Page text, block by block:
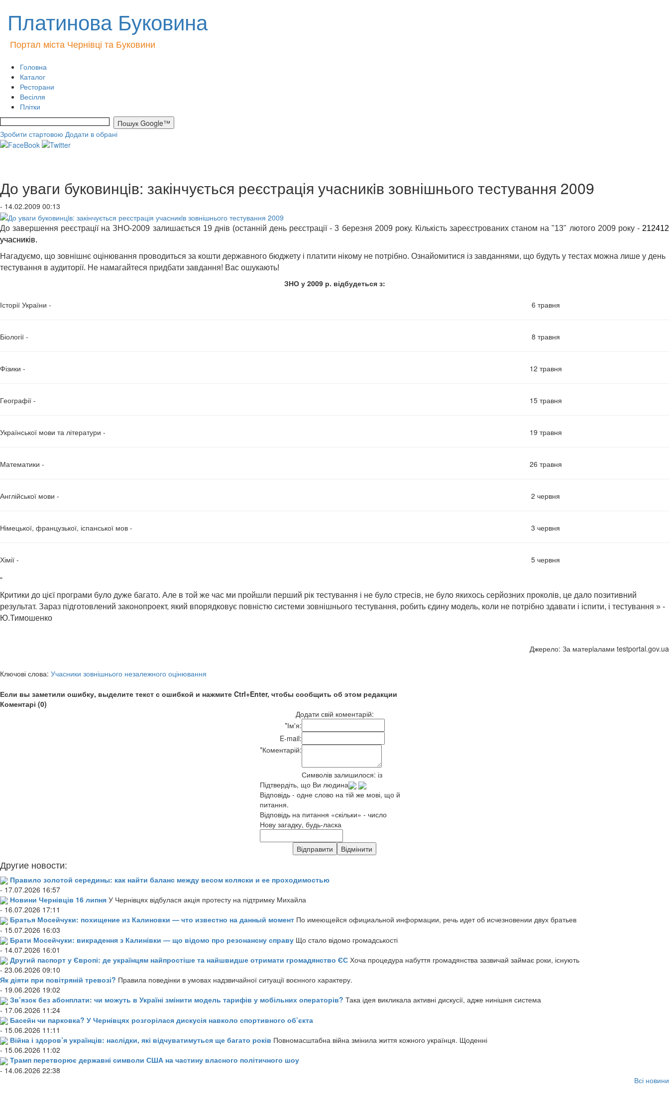
Платинова Буковина
Портал міста Чернівці та Буковини
Головна
Каталог
Ресторани
Весілля
Плітки
Зробити стартовою Додати в обрані
До уваги буковинцiв: закінчується реєстрація учасникiв зовнішнього тестування 2009
- 14.02.2009 00:13
До завершення реєстрації на ЗНО-2009 залишається 19 днів (останній день реєстрації - 3 березня 2009 року. Кількість зареєстрованих станом на "13" лютого 2009 року - 212412
учасникiв.
Нагадуємо, що зовнішнє оцінювання проводиться за кошти державного бюджету i платити нікому не потрібно. Ознайомитися із завданнями, що будуть у тестах можна лише у день
тестування в аудиторії. Не намагайтеся придбати завдання! Вас ошукають!
ЗНО у 2009 р. відбудеться з:
Історії України - 6 травня
Біології - 8 травня
Фізики - 12 травня
Географії - 15 травня
Української мови та літератури - 19 травня
Математики - 26 травня
Англійської мови - 2 червня
Німецької, французької, іспанської мов - 3 червня
Хімії -
5 червня
"
Критики до цієї програми було дуже багато. Але в той же час ми пройшли перший рік тестування і не було стресів, не було якихось серйозних проколів, це дало позитивний
результат. Зараз підготовлений законопроект, який впорядковує повністю системи зовнішнього тестування, робить єдину модель, коли не потрібно здавати і іспити, і тестування » -
Ю.Тимошенко
Джерело: За матерiалами testportal.gov.ua
Ключові слова: Учасники зовнішнього незалежного оцінювання
Если вы заметили ошибку, выделите текст с ошибкой и нажмите Ctrl+Enter, чтобы сообщить об этом редакции
Коментарі (0)
Додати свій коментарій:
*Ім'я:
E-mail:
*Коментарій:
Символів залишилося: із
Підтвердіть, що Ви людина
Відповідь - одне слово на тій же мові, що й
питання.
Відповідь на питання «скільки» - число
Нову загадку, будь-ласка
Другие новости:
Правило золотой середины: как найти баланс между весом коляски и ее проходимостью
- 17.07.2026 16:57
Новини Чернівців 16 липня У Чернівцях відбулася акція протесту на підтримку Михайла
- 16.07.2026 17:11
Братья Мосейчуки: похищение из Калиновки — что известно на данный момент По имеющейся официальной информации, речь идет об исчезновении двух братьев
- 15.07.2026 16:03
Брати Мосейчуки: викрадення з Калинівки — що відомо про резонансну справу Що стало відомо громадськості
- 14.07.2026 16:01
Другий паспорт у Європі: де українцям найпростіше та найшвидше отримати громадянство ЄС Хоча процедура набуття громадянства зазвичай займає роки, існують
- 23.06.2026 09:10
Як діяти при повітряній тревозі? Правила поведінки в умовах надзвичайної ситуації воєнного характеру.
- 19.06.2026 19:02
Зв’язок без абонплати: чи можуть в Україні змінити модель тарифів у мобільних операторів? Така ідея викликала активні дискусії, адже нинішня система
- 17.06.2026 11:24
Басейн чи парковка? У Чернівцях розгорілася дискусія навколо спортивного об’єкта
- 15.06.2026 11:11
Війна і здоров’я українців: наслідки, які відчуватимуться ще багато років Повномасштабна війна змінила життя кожного українця. Щоденні
- 15.06.2026 11:02
Трамп перетворює державні символи США на частину власного політичного шоу
- 14.06.2026 22:38
Всі новини